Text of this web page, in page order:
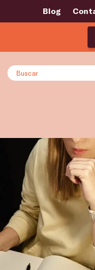
Blog
Buscar